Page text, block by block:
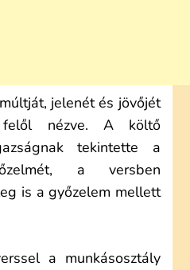
jelenét és jövőjét
nézve. A költő
tekintette a
a versben
is a győzelem mellett
a munkásosztály